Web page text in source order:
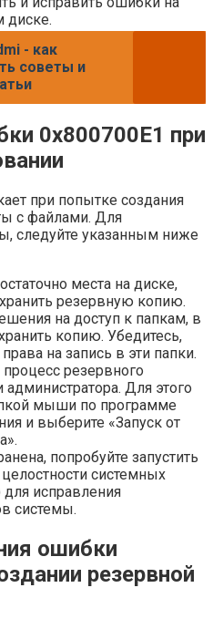
диске.
- как
советы и
0x800700E1 при
при попытке создания
с файлами. Для
следуйте указанным ниже
места на диске,
резервную копию.
на доступ к папкам, в
копию. Убедитесь,
на запись в эти папки.
процесс резервного
Для этого
мыши по программе
и выберите «Запуск от
попробуйте запустить
системных
исправления
системы.
ошибки
резервной